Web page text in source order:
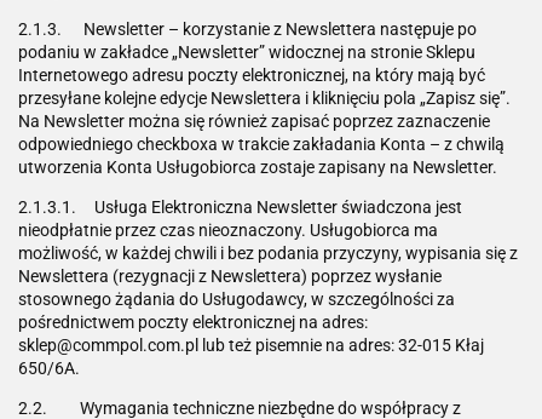
2.1.3. Newsletter – korzystanie z Newslettera następuje po
podaniu w zakładce „Newsletter” widocznej na stronie Sklepu
Internetowego adresu poczty elektronicznej, na który mają być
przesyłane kolejne edycje Newslettera i kliknięciu pola „Zapisz się”.
Na Newsletter można się również zapisać poprzez zaznaczenie
odpowiedniego checkboxa w trakcie zakładania Konta – z chwilą
utworzenia Konta Usługobiorca zostaje zapisany na Newsletter.
2.1.3.1. Usługa Elektroniczna Newsletter świadczona jest
nieodpłatnie przez czas nieoznaczony. Usługobiorca ma
możliwość, w każdej chwili i bez podania przyczyny, wypisania się z
Newslettera (rezygnacji z Newslettera) poprzez wysłanie
stosownego żądania do Usługodawcy, w szczególności za
pośrednictwem poczty elektronicznej na adres:
sklep@commpol.com.pl lub też pisemnie na adres: 32-015 Kłaj
650/6A.
2.2. Wymagania techniczne niezbędne do współpracy z